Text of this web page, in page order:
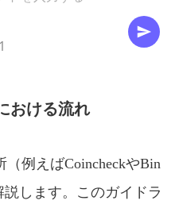
おける流れ
例えばCoincheckやBin
します。このガイドラ